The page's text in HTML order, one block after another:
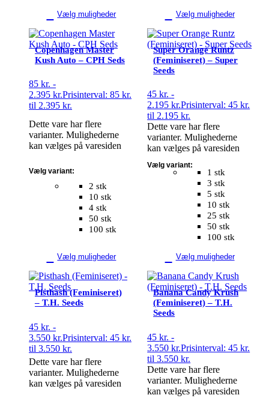
Vælg muligheder Vælg muligheder
Copenhagen Master
Kush Auto – CPH Seds
85 kr. -
2.395 kr.Prisinterval: 85 kr.
til 2.395 kr.
2 stk
10 stk
4 stk
50 stk
100 stk
Vælg variant:
Vælg muligheder
Dette vare har flere
varianter. Mulighederne
kan vælges på varesiden
Super Orange Runtz
(Feminiseret) – Super
Seeds
45kr. -
2.195kr.Prisinterval: 45 kr.
til 2.195 kr.
1 stk
3 stk
5 stk
10 stk
25 stk
50 stk
100 stk
Vælg variant:
Vælg muligheder
Dette vare har flere
varianter. Mulighederne
kan vælges på varesiden
Pisthash (Feminiseret)
– T.H. Seeds
45 kr. -
3.550 kr.Prisinterval: 45 kr.
til 3.550 kr.
Dette vare har flere
varianter. Mulighederne
kan vælges på varesiden
Banana Candy Krush
(Feminiseret) – T.H.
Seeds
45kr. -
3.550kr.Prisinterval: 45 kr.
til 3.550 kr.
Dette vare har flere
varianter. Mulighederne
kan vælges på varesiden